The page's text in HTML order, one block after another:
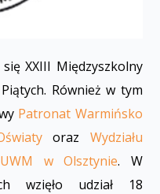
XXIII Międzyszkolny
Również w tym
Patronat Warmińsko
oraz Wydziału
w Olsztynie. W
wzięło udział 18